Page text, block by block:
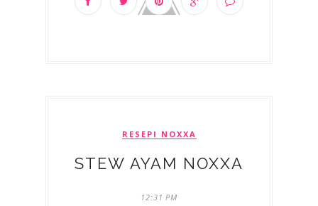
RESEPI NOXXA
STEW AYAM NOXXA
12:31 PM